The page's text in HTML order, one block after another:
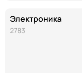
Электроника
2783